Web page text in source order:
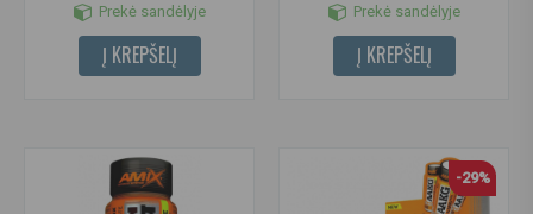
Prekė sandėlyje
Į KREPŠELĮ
Prekė sandėlyje
Į KREPŠELĮ
-29%